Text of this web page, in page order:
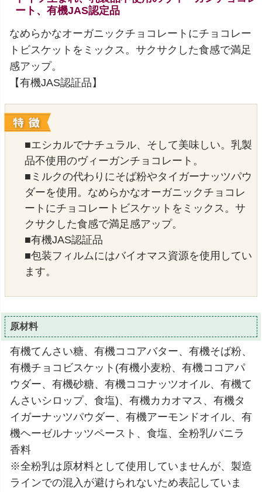
ート、有機JAS認定品
なめらかなオーガニックチョコレートにチョコレー
トビスケットをミックス。サクサクした食感で満足
感アップ。
【有機JAS認証品】
■エシカルでナチュラル、そして美味しい。乳製
品不使用のヴィーガンチョコレート。
■ミルクの代わりにそば粉やタイガーナッツパウ
ダーを使用。なめらかなオーガニックチョコレ
ートにチョコレートビスケットをミックス。サ
クサクした食感で満足感アップ。
■有機JAS認証品
■包装フィルムにはバイオマス資源を使用してい
ます。
原材料
有機てんさい糖、有機ココアバター、有機そば粉、
有機チョコビスケット(有機小麦粉、有機ココアパ
ウダー、有機砂糖、有機ココナッツオイル、有機て
んさいシロップ、食塩)、有機カカオマス、有機タ
イガーナッツパウダー、有機アーモンドオイル、有
機ヘーゼルナッツペースト、食塩、全粉乳/バニラ
香料
※全粉乳は原材料として使用していませんが、製造
ラインでの混入が避けられないため表記していま